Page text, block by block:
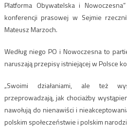
Platforma Obywatelska i
konferencji prasowej w Sejmie
Mateusz Marzoch.
Według niego PO i Nowoczesna to
naruszają przepisy istniejącej w Polsce
„Swoimi działaniami, ale też
przeprowadzają, jak chociażby
nawołują do nienawiści i
polskim społeczeństwie i polskim